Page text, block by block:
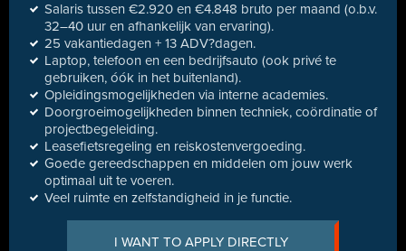
Salaris tussen €2.920 en €4.848 bruto per maand (o.b.v.
32–40 uur en afhankelijk van ervaring).
25 vakantiedagen + 13 ADV?dagen.
Laptop, telefoon en een bedrijfsauto (ook privé te
gebruiken, óók in het buitenland).
Opleidingsmogelijkheden via interne academies.
Doorgroeimogelijkheden binnen techniek, coördinatie of
projectbegeleiding.
Leasefietsregeling en reiskostenvergoeding.
Goede gereedschappen en middelen om jouw werk
optimaal uit te voeren.
Veel ruimte en zelfstandigheid in je functie.
I WANT TO APPLY DIRECTLY